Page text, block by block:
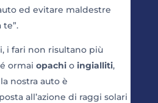
ed evitare maldestre
te”.
i fari non risultano più
ormaiopachi o ingialliti,
nostra auto è
all’azione di raggi solari